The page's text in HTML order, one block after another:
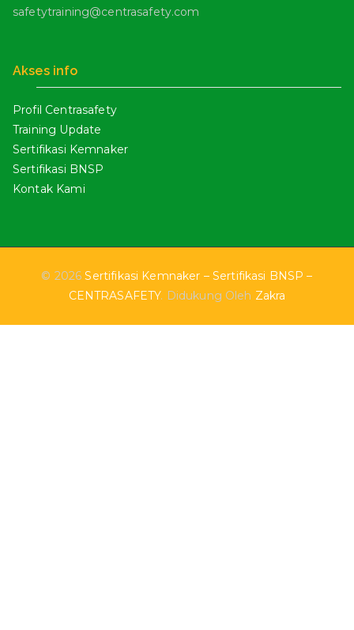
safetytraining@centrasafety.com
Akses info
Profil Centrasafety
Training Update
Sertifikasi Kemnaker
Sertifikasi BNSP
Kontak Kami
© 2026Sertifikasi Kemnaker – Sertifikasi BNSP –
CENTRASAFETY. Didukung Oleh Zakra